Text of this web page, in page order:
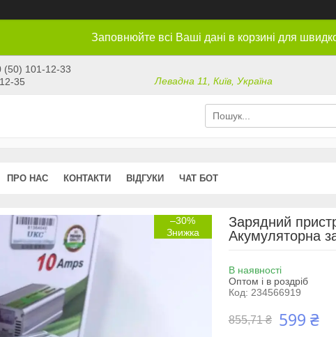
Заповнюйте всі Ваші дані в корзині для
(50) 101-12-33
35
Левадна 11, Київ, Україна
ПРО НАС КОНТАКТИ ВІДГУКИ ЧАТ БОТ
–30%
Зарядний
Акумуляторна
В наявності
Оптом і в роздріб
Код: 234566919
855,71 ₴ 599 ₴